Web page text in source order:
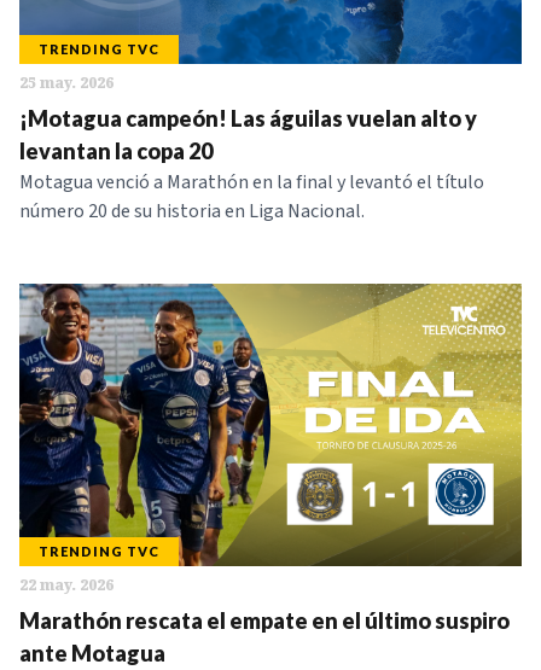
TRENDING TVC
25 may. 2026
¡Motagua campeón! Las águilas vuelan alto y
levantan la copa 20
Motagua venció a Marathón en la final y levantó el título
número 20 de su historia en Liga Nacional.
TRENDING TVC
22 may. 2026
Marathón rescata el empate en el último suspiro
ante Motagua